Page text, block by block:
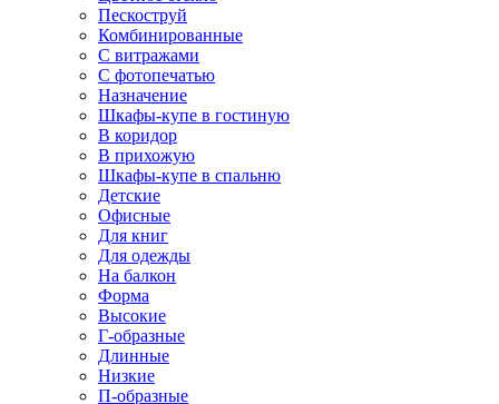
Пескоструй
Комбинированные
С витражами
С фотопечатью
Назначение
Шкафы-купе в гостиную
В коридор
В прихожую
Шкафы-купе в спальню
Детские
Офисные
Для книг
Для одежды
На балкон
Форма
Высокие
Г-образные
Длинные
Низкие
П-образные